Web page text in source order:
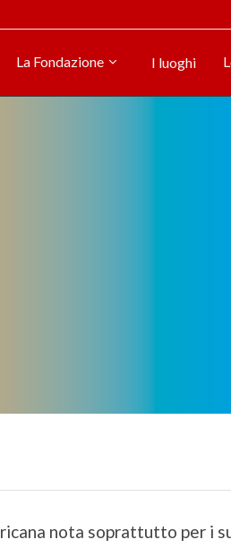
La Fondazione I luoghi
nota soprattutto per i